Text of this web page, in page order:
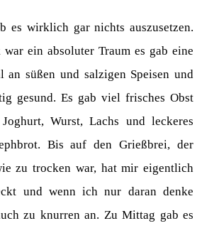
es wirklich gar nichts auszusetzen.
war ein absoluter Traum es gab eine
an süßen und salzigen Speisen und
gesund. Es gab viel frisches Obst
Wurst, Lachs und leckeres
Bis auf den Grießbrei, der
zu trocken war, hat mir eigentlich
und wenn ich nur daran denke
zu knurren an. Zu Mittag gab es